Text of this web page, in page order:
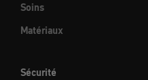
Soins
Matériaux
Sécurité